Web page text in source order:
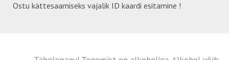
Ostu kättesaamiseks vajalik ID kaardi esitamine !